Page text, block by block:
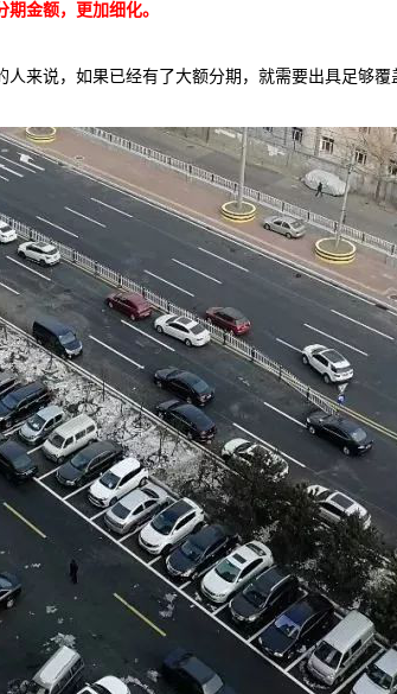
金额，更加细化。
来说，如果已经有了大额分期，就需要出具足够